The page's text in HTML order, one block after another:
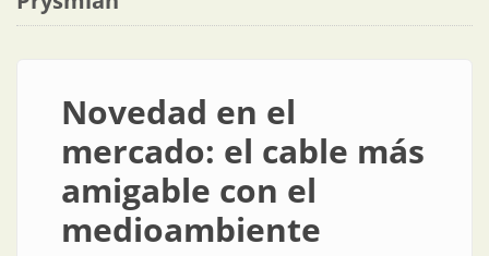
Novedad en el
mercado: el cable más
amigable con el
medioambiente